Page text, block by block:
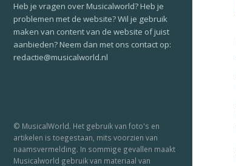
Heb je vragen over Musicalworld? Heb je
problemen met de website? Wil je gebruik
maken van content van de website of juist
aanbieden? Neem dan met ons contact op:
redactie@musicalworld.nl
© MusicalWorld. Het gebruik van foto's en
artikelen is toegestaan, mits voorzien van
naamsvermelding. In sommige gevallen maakt
Musicalworld gebruik van materiaal van